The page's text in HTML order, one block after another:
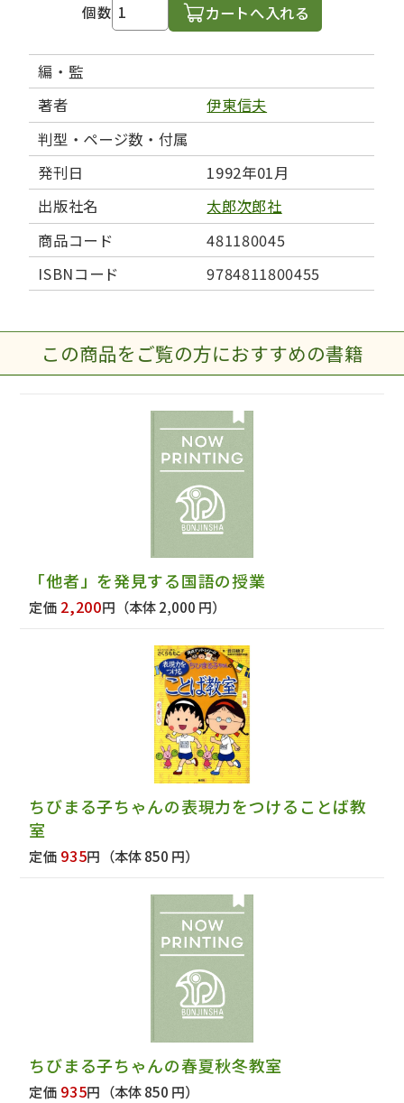
個数
カートへ入れる
編・監
著者
伊東信夫
判型・ページ数・付属
発刊日
1992年01月
出版社名
太郎次郎社
商品コード
481180045
ISBNコード
9784811800455
この商品をご覧の方におすすめの書籍
「他者」を発見する国語の授業
定価 2,200円 （本体 2,000 円）
ちびまる子ちゃんの表現力をつけることば教
室
定価 935円 （本体 850 円）
ちびまる子ちゃんの春夏秋冬教室
定価 935円 （本体 850 円）